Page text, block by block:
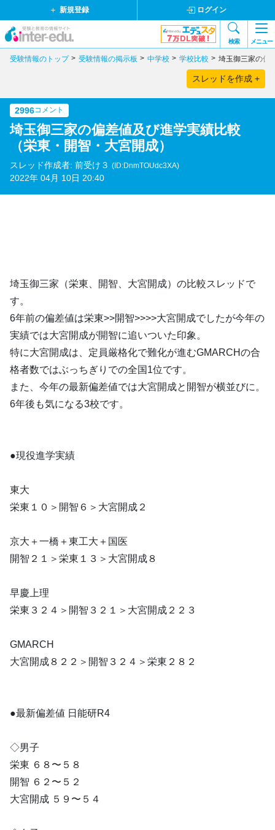
新規登録 ログイン
検索 メニュー
受験情報のトップ 受験情報の掲示板 中学校 学校比較 埼玉御三家の偏
スレッドを作成 +
2996コメント
埼玉御三家の偏差値及び進学実績比較
（栄東・開智・大宮開成）
スレッド作成者: 前受け３ (ID:DnmTOUdc3XA)
2022年 04月 10日 20:40
埼玉御三家（栄東、開智、大宮開成）の比較スレッドで
す。
6年前の偏差値は栄東>>開智>>>>大宮開成でしたが今年の
実績では大宮開成が開智に追いついた印象。
特に大宮開成は、定員厳格化で難化が進むGMARCHの合
格者数ではぶっちぎりでの全国1位です。
また、今年の最新偏差値では大宮開成と開智が横並びに。
6年後も気になる3校です。
●現役進学実績
東大
栄東１０＞開智６＞大宮開成２
京大＋一橋＋東工大＋国医
開智２１＞栄東１３＞大宮開成８
早慶上理
栄東３２４＞開智３２１＞大宮開成２２３
GMARCH
大宮開成８２２＞開智３２４＞栄東２８２
●最新偏差値 日能研R4
◇男子
栄東 ６８〜５８
開智 ６２〜５２
大宮開成 ５９〜５４